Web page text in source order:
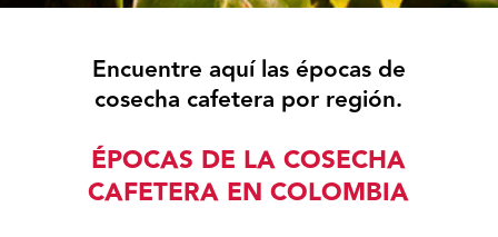
Encuentre aquí las épocas de
cosecha cafetera por región.
ÉPOCAS DE LA COSECHA
CAFETERA EN COLOMBIA